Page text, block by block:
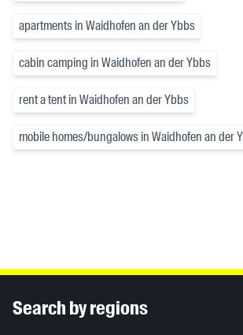
apartments in Waidhofen an der Ybbs
cabin camping in Waidhofen an der Ybbs
rent a tent in Waidhofen an der Ybbs
mobile homes/bungalows in Waidhofen an der
Search by regions